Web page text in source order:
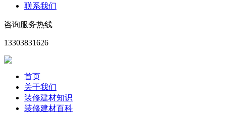
联系我们
咨询服务热线
13303831626
首页
关于我们
装修建材知识
装修建材百科